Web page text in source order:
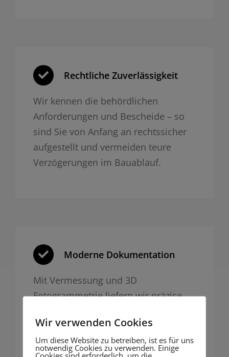
Rechtliche Zuverlässigkeit
Wir kennen die behördlichen
Anforderungen und Bescheide – so
sind Sie von Anfang an rechtssicher
aufgestellt und vermeiden teure
Verzögerungen im Bauablauf.
Moderne Dokumentation
Mit Vermessung und 3D
Fotogrammetrie liefern wir präzise,
Behörden oder Bauakte – digital und
zukunftssicher.
Wir verwenden Cookies
Um diese Website zu betreiben, ist es für uns
notwendig Cookies zu verwenden. Einige
Cookies sind erforderlich, um die